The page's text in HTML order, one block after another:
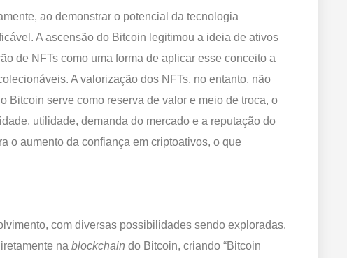
ao demonstrar o potencial da tecnologia
A ascensão do Bitcoin legitimou a ideia de ativos
de NFTs como uma forma de aplicar esse conceito a
A valorização dos NFTs, no entanto, não
Bitcoin serve como reserva de valor e meio de troca, o
utilidade, demanda do mercado e a reputação do
o aumento da confiança em criptoativos, o que
com diversas possibilidades sendo exploradas.
na blockchain do Bitcoin, criando “Bitcoin